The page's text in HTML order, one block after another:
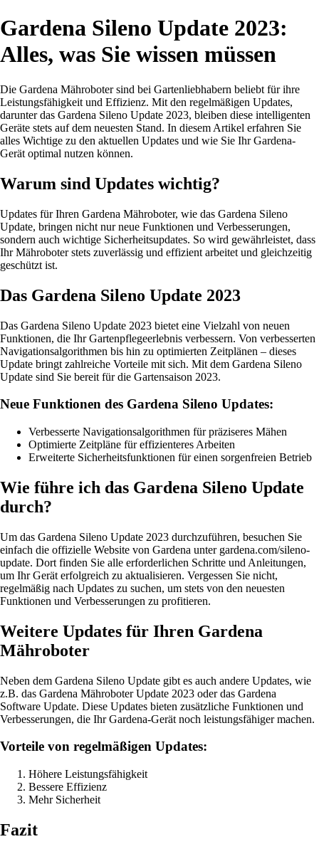
Gardena Sileno Update 2023:
Alles, was Sie wissen müssen
Die Gardena Mähroboter sind bei Gartenliebhabern beliebt für ihre
Leistungsfähigkeit und Effizienz. Mit den regelmäßigen Updates,
darunter das Gardena Sileno Update 2023, bleiben diese intelligenten
Geräte stets auf dem neuesten Stand. In diesem Artikel erfahren Sie
alles Wichtige zu den aktuellen Updates und wie Sie Ihr Gardena-
Gerät optimal nutzen können.
Warum sind Updates wichtig?
Updates für Ihren Gardena Mähroboter, wie das Gardena Sileno
Update, bringen nicht nur neue Funktionen und Verbesserungen,
sondern auch wichtige Sicherheitsupdates. So wird gewährleistet, dass
Ihr Mähroboter stets zuverlässig und effizient arbeitet und gleichzeitig
geschützt ist.
Das Gardena Sileno Update 2023
Das Gardena Sileno Update 2023 bietet eine Vielzahl von neuen
Funktionen, die Ihr Gartenpflegeerlebnis verbessern. Von verbesserten
Navigationsalgorithmen bis hin zu optimierten Zeitplänen – dieses
Update bringt zahlreiche Vorteile mit sich. Mit dem Gardena Sileno
Update sind Sie bereit für die Gartensaison 2023.
Neue Funktionen des Gardena Sileno Updates:
Verbesserte Navigationsalgorithmen für präziseres Mähen
Optimierte Zeitpläne für effizienteres Arbeiten
Erweiterte Sicherheitsfunktionen für einen sorgenfreien Betrieb
Wie führe ich das Gardena Sileno Update
durch?
Um das Gardena Sileno Update 2023 durchzuführen, besuchen Sie
einfach die offizielle Website von Gardena unter gardena.com/sileno-
update. Dort finden Sie alle erforderlichen Schritte und Anleitungen,
um Ihr Gerät erfolgreich zu aktualisieren. Vergessen Sie nicht,
regelmäßig nach Updates zu suchen, um stets von den neuesten
Funktionen und Verbesserungen zu profitieren.
Weitere Updates für Ihren Gardena
Mähroboter
Neben dem Gardena Sileno Update gibt es auch andere Updates, wie
z.B. das Gardena Mähroboter Update 2023 oder das Gardena
Software Update. Diese Updates bieten zusätzliche Funktionen und
Verbesserungen, die Ihr Gardena-Gerät noch leistungsfähiger machen.
Vorteile von regelmäßigen Updates:
Höhere Leistungsfähigkeit
Bessere Effizienz
Mehr Sicherheit
Fazit